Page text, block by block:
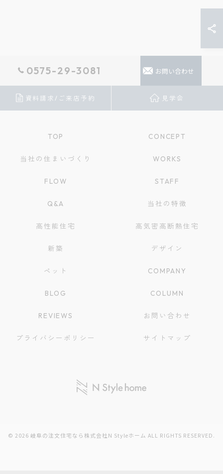
0575-29-3081 お問い合わせ
資料請求/ご来店予約 見学会
TOP CONCEPT
当社の住まいづくり WORKS
FLOW STAFF
Q&A 当社の特徴
高性能住宅 高気密高断熱住宅
新築 デザイン
ペット COMPANY
BLOG COLUMN
REVIEWS お問い合わせ
プライバシーポリシー サイトマップ
© 2026 岐阜の注文住宅なら株式会社N Styleホーム ALL RIGHTS RESERVED.